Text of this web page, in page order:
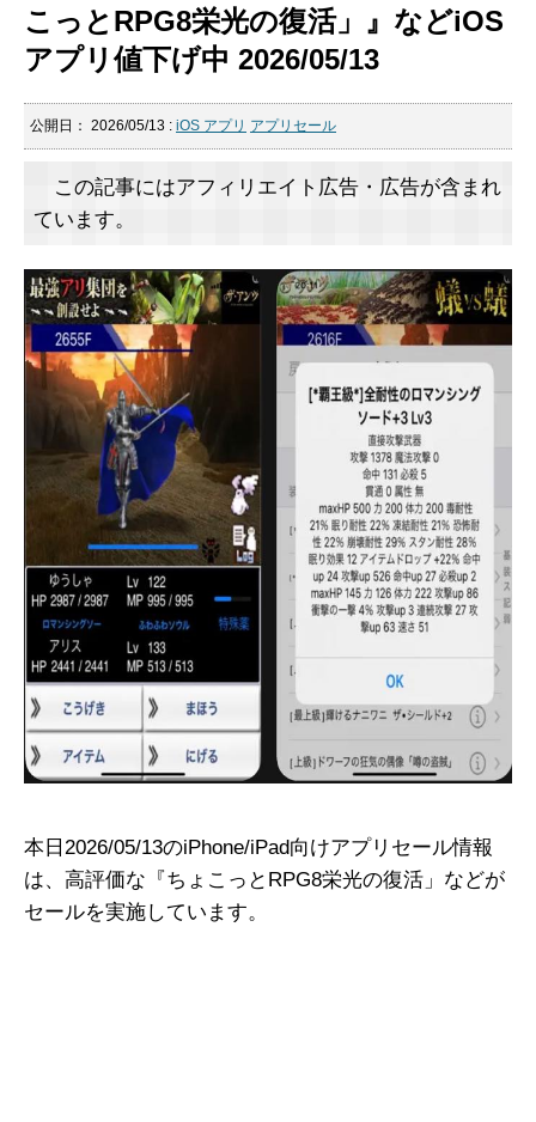
こっとRPG8栄光の復活」』などiOS
アプリ値下げ中 2026/05/13
公開日： 2026/05/13 : iOS アプリ アプリセール
この記事にはアフィリエイト広告・広告が含まれ
ています。
本日2026/05/13のiPhone/iPad向けアプリセール情報
は、高評価な『ちょこっとRPG8栄光の復活」などが
セールを実施しています。